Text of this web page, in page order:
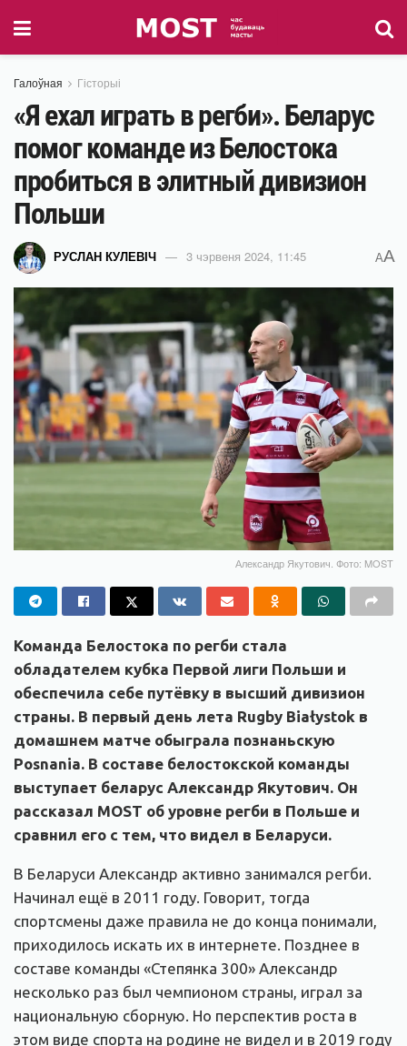
Галоўная Гісторыі
«Я ехал играть в регби». Беларус
помог команде из Белостока
пробиться в элитный дивизион
Польши
РУСЛАН КУЛЕВІЧ 3 чэрвеня 2024, 11:45 AA
Александр Якутович. Фото: MOST
Команда Белостока по регби стала
обладателем кубка Первой лиги Польши и
обеспечила себе путёвку в высший дивизион
страны. В первый день лета Rugby Białystok в
домашнем матче обыграла познаньскую
Posnania. В составе белостокской команды
выступает беларус Александр Якутович. Он
рассказал MOST об уровне регби в Польше и
сравнил его с тем, что видел в Беларуси.
В Беларуси Александр активно занимался регби.
Начинал ещё в 2011 году. Говорит, тогда
спортсмены даже правила не до конца понимали,
приходилось искать их в интернете. Позднее в
составе команды «Степянка 300» Александр
несколько раз был чемпионом страны, играл за
национальную сборную. Но перспектив роста в
этом виде спорта на родине не видел и в 2019 году